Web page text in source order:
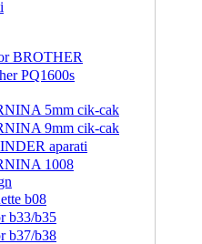
BROTHER
PQ1600s
5mm cik-cak
9mm cik-cak
aparati
1008
b08
b33/b35
b37/b38